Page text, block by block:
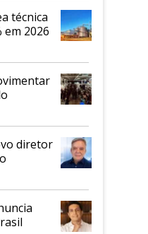
técnica
em 2026
diretor